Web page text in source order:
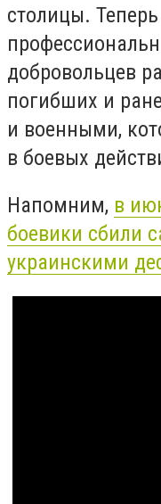
столицы.
добровольцев
погибших и
и военными,
в боевых
Напомним, в
боевики сбили
украинскими